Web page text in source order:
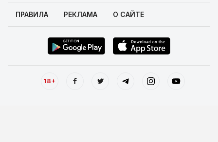
ПРАВИЛА РЕКЛАМА О САЙТЕ
18+